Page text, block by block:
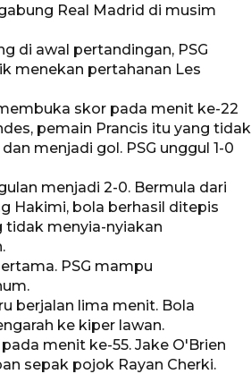
Real Madrid di musim
di awal pertandingan, PSG
menekan pertahanan Les
skor pada menit ke-22
pemain Prancis itu yang tidak
menjadi gol. PSG unggul 1-0
menjadi 2-0. Bermula dari
Hakimi, bola berhasil ditepis
tidak menyia-nyiakan
PSG mampu
berjalan lima menit. Bola
ke kiper lawan.
menit ke-55. Jake O'Brien
sepak pojok Rayan Cherki.